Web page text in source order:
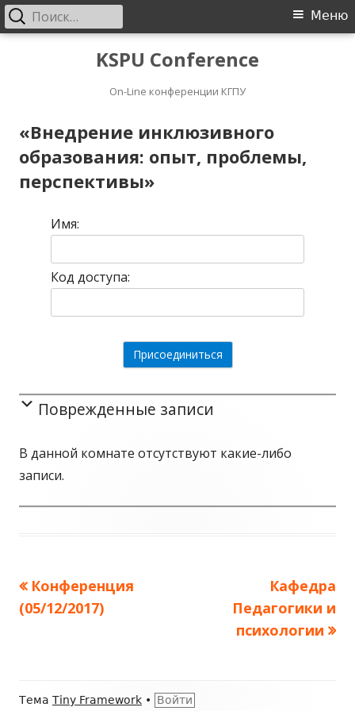
KSPU Conference
On-Line конференции КГПУ
Основное
Меню
Найти:
«Внедрение инклюзивного
образования: опыт, проблемы,
перспективы»
Имя:
Код доступа:
Поврежденные записи
В данной комнате отсутствуют какие-либо
записи.
Навигация
Предыдущая
запись:
Конференция
(05/12/2017)
запись:
Кафедра
Педагогики и
психологии
Содержимое
Тема Tiny Framework • Войти